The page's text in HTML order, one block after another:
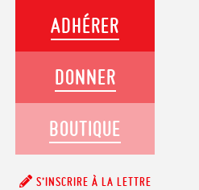
ADHÉRER
DONNER
BOUTIQUE
S’INSCRIRE À LA LETTRE